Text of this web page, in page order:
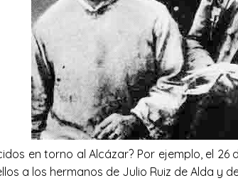
en torno al Alcázar? Por ejemplo, el
a los hermanos de Julio Ruiz de Alda y